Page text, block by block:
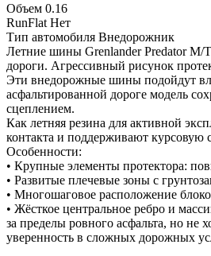
Объем 0.16
RunFlat Нет
Тип автомобиля Внедорожник
Летние шины Grenlander Predator M/
дороги. Агрессивный рисунок
Эти внедорожные шины подойдут
асфальтированной дороге модель
сцеплением.
Как летняя резина для активной
контакта и поддерживают курсовую
Особенности:
• Крупные элементы протектора:
• Развитые плечевые зоны с
• Многошаговое расположение
• Жёсткое центральное ребро и
за пределы ровного асфальта, но
уверенность в сложных дорожных